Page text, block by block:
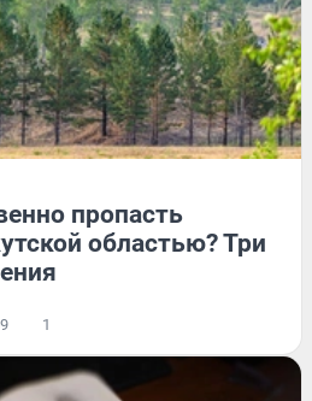
пропасть
областью? Три
1